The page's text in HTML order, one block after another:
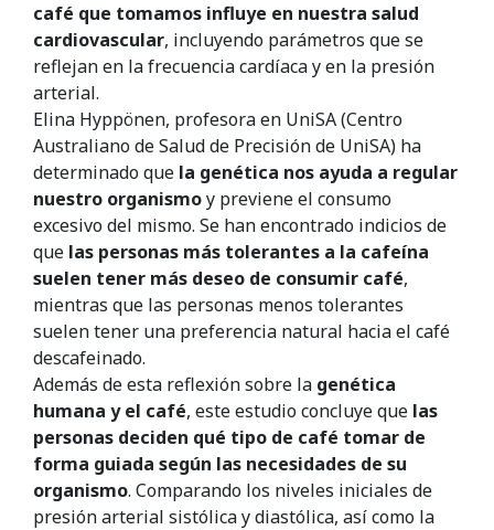
café que tomamos influye en nuestra salud
cardiovascular, incluyendo parámetros que se
reflejan en la frecuencia cardíaca y en la presión
arterial.
Elina Hyppönen, profesora en UniSA (Centro
Australiano de Salud de Precisión de UniSA) ha
determinado que la genética nos ayuda a regular
nuestro organismoy previene el consumo
excesivo del mismo. Se han encontrado indicios de
que las personas más tolerantes a la cafeína
suelen tener más deseo de consumir café,
mientras que las personas menos tolerantes
suelen tener una preferencia natural hacia el café
descafeinado.
Además de esta reflexión sobre la genética
humana y el café, este estudio concluye que las
personas deciden qué tipo de café tomar de
forma guiada según las necesidades de su
organismo. Comparando los niveles iniciales de
presión arterial sistólica y diastólica, así como la